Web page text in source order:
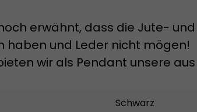
erwähnt, dass die Jute-
haben und Leder nicht mögen!
wir als Pendant unsere
Schwarz